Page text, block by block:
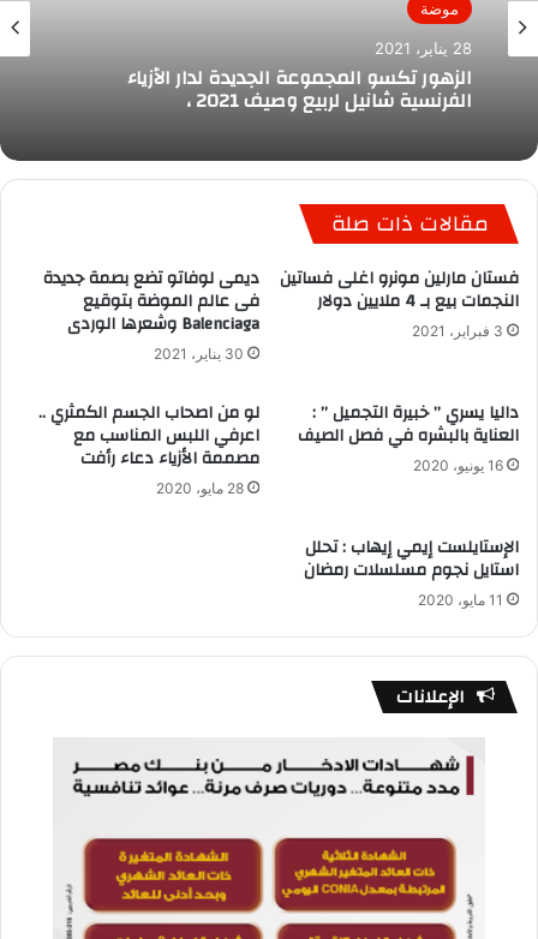
موضة
28 يناير، 2021
الزهور تكسو المجموعة الجديدة لدار الأزياء
الفرنسية شانيل لربيع وصيف 2021 ،
مقالات ذات صلة
فستان مارلين مونرو اغلى فساتين
النجمات بيع بـ 4 ملايين دولار
3 فبراير، 2021
ديمى لوفاتو تضع بصمة جديدة
فى عالم الموضة بتوقيع
Balenciaga وشعرها الوردى
30 يناير، 2021
داليا يسري ” خبيرة التجميل ” :
العناية بالبشره في فصل الصيف
16 يونيو، 2020
لو من اصحاب الجسم الكمثري ..
اعرفي اللبس المناسب مع
مصممة الأزياء دعاء رأفت
28 مايو، 2020
الإستايلست إيمي إيهاب : تحلل
استايل نجوم مسلسلات رمضان
11 مايو، 2020
الإعلانات